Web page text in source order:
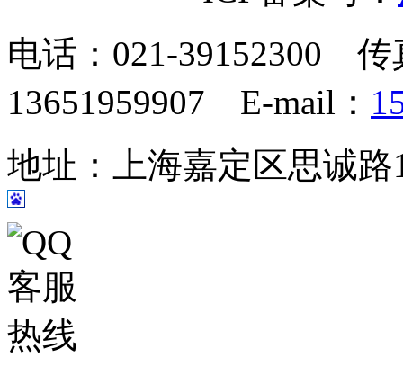
电话：021-39152300
13651959907 E-mail：
地址：上海嘉定区思诚